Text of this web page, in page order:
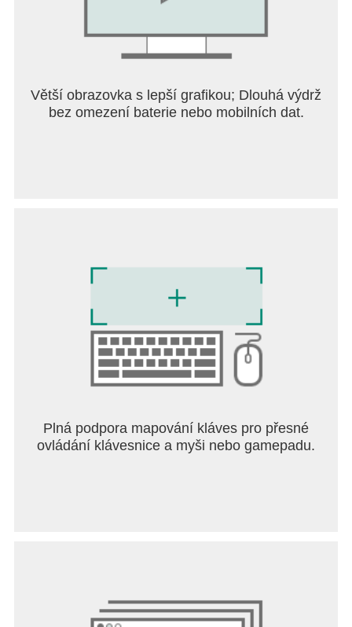
Větší obrazovka s lepší grafikou; Dlouhá výdrž
bez omezení baterie nebo mobilních dat.
Plná podpora mapování kláves pro přesné
ovládání klávesnice a myši nebo gamepadu.